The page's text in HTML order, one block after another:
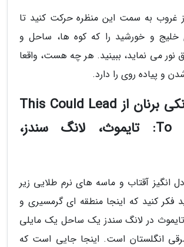
غروب به سمت این منظره حرکت کنید تا
خلیج و خورشید را که کوه ها، ساحل و
نور می نماید، ببینید. هر چه هست، واقعا
و پیاده روی را دارد.
11) کیت فرانکی برنان از This Could Lead
To Anywhere: تایموث، لانگ سندز،
انگیز آقتاب و ماسه های نرم طلایی زیر
فکر کنید که اینجا منطقه ای گرمسیری و
در لانگ سندز یک ساحل یک مایلی
انگلستان است. اینجا جایی است که